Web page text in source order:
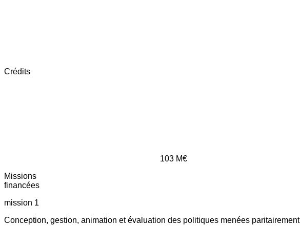
Crédits
103 M€
Missions
financées
mission 1
Conception, gestion, animation et évaluation des politiques menées paritairement